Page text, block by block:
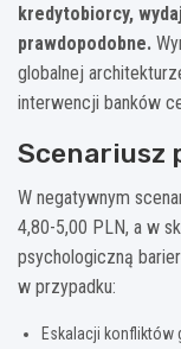
kredytobiorcy,
prawdopodobne.
globalnej
interwencji banków
Scenariusz
W negatywnym
4,80-5,00 PLN, a w
psychologiczną
w przypadku:
Eskalacji konfliktów